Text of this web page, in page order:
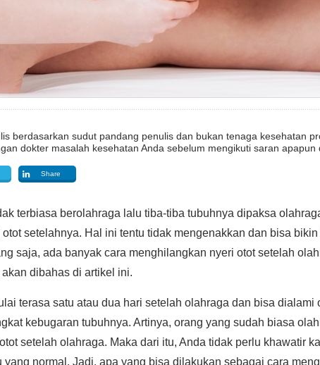
berdasarkan sudut pandang penulis dan bukan tenaga kesehatan
dokter masalah kesehatan Anda sebelum mengikuti saran apapun
Share
terbiasa berolahraga lalu tiba-tiba tubuhnya dipaksa
setelahnya. Hal ini tentu tidak mengenakkan dan bisa
saja, ada banyak cara menghilangkan nyeri otot setelah
dibahas di artikel ini.
terasa satu atau dua hari setelah olahraga dan bisa dialami
kebugaran tubuhnya. Artinya, orang yang sudah biasa
setelah olahraga. Maka dari itu, Anda tidak perlu khawatir
yang normal. Jadi, apa yang bisa dilakukan sebagai cara